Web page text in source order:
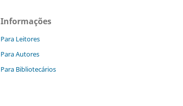
Informações
Para Leitores
Para Autores
Para Bibliotecários